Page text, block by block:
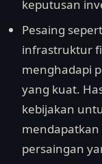
keputusan
Pesaing
infrastruktur
menghadapi
yang kuat.
kebijakan
persaingan